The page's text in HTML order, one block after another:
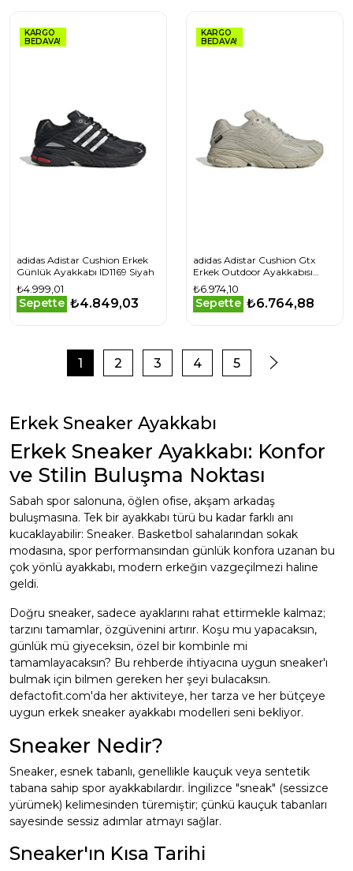
KARGO
BEDAVA!
adidas Adistar Cushion Erkek
Günlük Ayakkabı ID1169 Siyah
₺4.999,01
Sepette ₺4.849,03
KARGO
BEDAVA!
adidas Adistar Cushion Gtx
Erkek Outdoor Ayakkabısı
IG6928 Bej
₺6.974,10
Sepette ₺6.764,88
1 2 3 4 5
Erkek Sneaker Ayakkabı
Erkek Sneaker Ayakkabı: Konfor
ve Stilin Buluşma Noktası
Sabah spor salonuna, öğlen ofise, akşam arkadaş
buluşmasına. Tek bir ayakkabı türü bu kadar farklı anı
kucaklayabilir: Sneaker. Basketbol sahalarından sokak
modasına, spor performansından günlük konfora uzanan bu
çok yönlü ayakkabı, modern erkeğin vazgeçilmezi haline
geldi.
Doğru sneaker, sadece ayaklarını rahat ettirmekle kalmaz;
tarzını tamamlar, özgüvenini artırır. Koşu mu yapacaksın,
günlük mü giyeceksin, özel bir kombinle mi
tamamlayacaksın? Bu rehberde ihtiyacına uygun sneaker'ı
bulmak için bilmen gereken her şeyi bulacaksın.
defactofit.com'da her aktiviteye, her tarza ve her bütçeye
uygun erkek sneaker ayakkabı modelleri seni bekliyor.
Sneaker Nedir?
Sneaker, esnek tabanlı, genellikle kauçuk veya sentetik
tabana sahip spor ayakkabılardır. İngilizce "sneak" (sessizce
yürümek) kelimesinden türemiştir; çünkü kauçuk tabanları
sayesinde sessiz adımlar atmayı sağlar.
Sneaker'ın Kısa Tarihi